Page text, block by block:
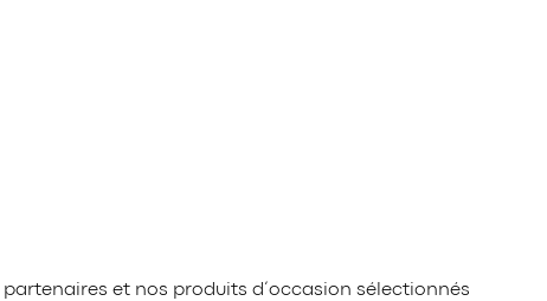
et nos produits d’occasion sélectionnés